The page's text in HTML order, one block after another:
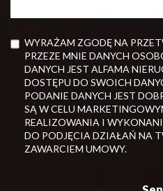
WYRAŻAM ZGODĘ NA
PRZEZE MNIE DANYCH
DANYCH JEST ALFAMA
DOSTĘPU DO SWOICH
PODANIE DANYCH JEST
SĄ W CELU
REALIZOWANIA I
DO PODJĘCIA DZIAŁAŃ NA
ZAWARCIEM UMOWY.